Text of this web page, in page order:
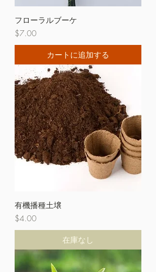
フローラルブーケ
価格
$7.00
カートに追加する
有機播種土壌
価格
$4.00
在庫なし